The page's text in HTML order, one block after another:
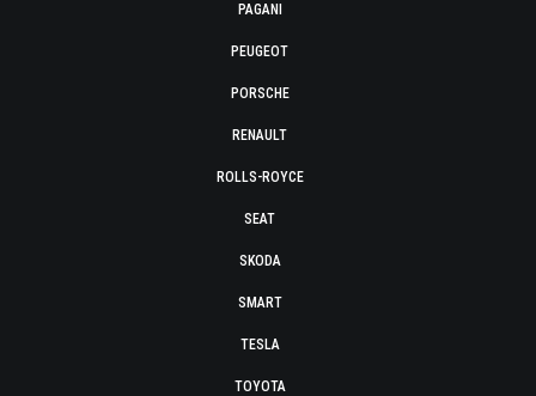
PAGANI
PEUGEOT
PORSCHE
RENAULT
ROLLS-ROYCE
SEAT
SKODA
SMART
TESLA
TOYOTA